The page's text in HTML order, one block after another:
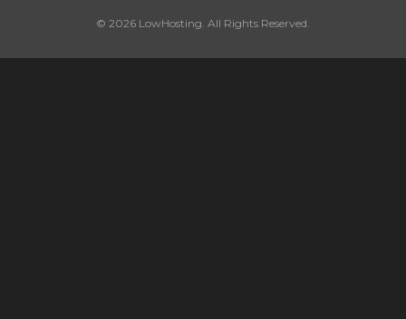
© 2026 LowHosting. All Rights Reserved.